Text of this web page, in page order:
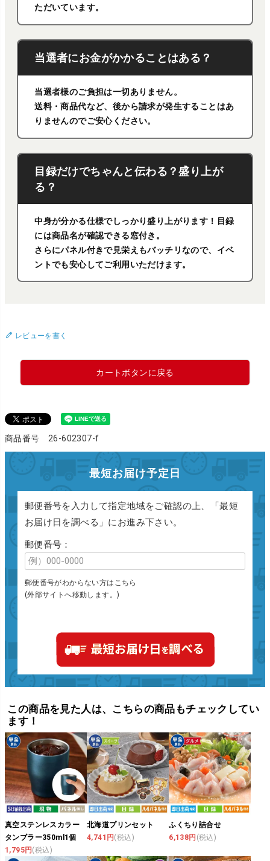
ただいています。
当選者にお金がかかることはある？
当選者様のご負担は一切ありません。
送料・商品代など、後から請求が発生することはあ
りませんのでご安心ください。
目録だけでちゃんと伝わる？盛り上が
る？
中身が分かる仕様でしっかり盛り上がります！目録
には商品名が確認できる窓付き。
さらにパネル付きで見栄えもバッチリなので、イベ
ントでも安心してご利用いただけます。
レビューを書く
カートボタンに戻る
商品番号 26-602307-f
最短お届け予定日
郵便番号を入力して指定地域をご確認の上、「最短
お届け日を調べる」にお進み下さい。
郵便番号：
郵便番号がわからない方はこちら
(外部サイトへ移動します。)
この商品を見た人は、こちらの商品もチェックしてい
ます！
真空ステンレスカラー
タンブラー350ml1個
1,795円(税込)
北海道プリンセット
4,741円(税込)
ふくちり詰合せ
6,138円 (税込)